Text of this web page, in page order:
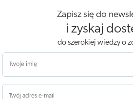
Zapisz się do
i zyskaj
do szerokiej wiedzy o